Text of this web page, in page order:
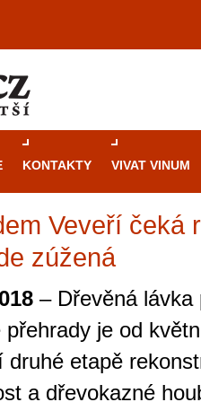
KONTAKTY VIVAT VINUM
Veveří čeká
zúžená
– Dřevěná lávka
je od
druhé etapě
a dřevokazné
Průvodce
Brně: Od
Brno je
zajímavé
restaurace,
místem, kde si